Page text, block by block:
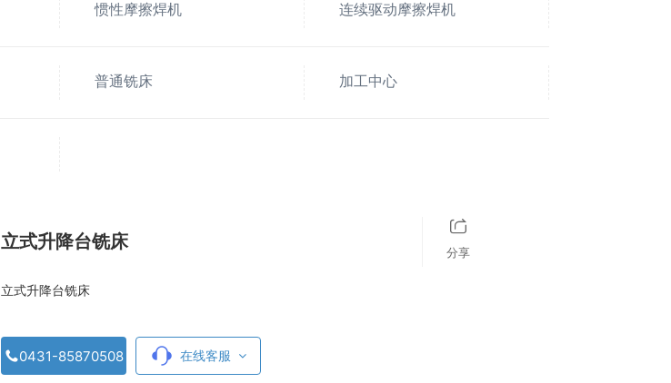
惯性摩擦焊机 连续驱动摩擦焊机
普通铣床 加工中心
立式升降台铣床
分享
立式升降台铣床
0431-85870508 在线客服